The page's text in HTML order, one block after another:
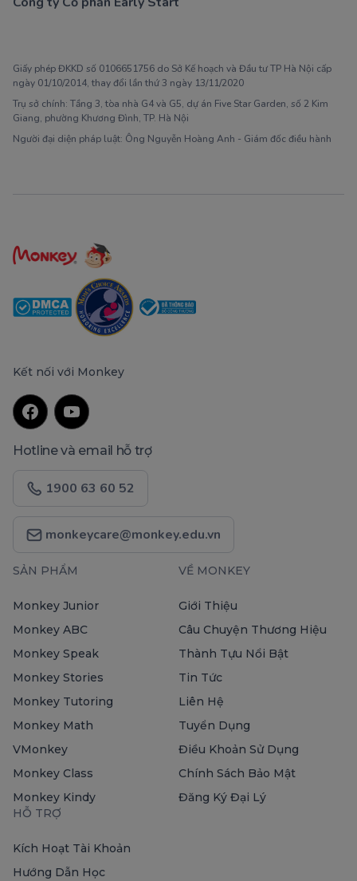
Giấy phép ĐKKD số 0106651756 do Sở Kế hoạch và Đầu tư TP Hà Nội cấp
ngày 01/10/2014, thay đổi lần thứ 3 ngày 13/11/2020
Trụ sở chính: Tầng 3, tòa nhà G4 và G5, dự án Five Star Garden, số 2 Kim
Giang, phường Khương Đình, TP. Hà Nội
Người đại diện pháp luật: Ông Nguyễn Hoàng Anh - Giám đốc điều hành
Kết nối với Monkey
Hotline và email hỗ trợ
1900 63 60 52
monkeycare@monkey.edu.vn
SẢN PHẨM
Monkey Junior
Monkey ABC
Monkey Speak
Monkey Stories
Monkey Tutoring
Monkey Math
VMonkey
Monkey Class
Monkey Kindy
VỀ MONKEY
Giới Thiệu
Câu Chuyện Thương Hiệu
Thành Tựu Nổi Bật
Tin Tức
Liên Hệ
Tuyển Dụng
Điều Khoản Sử Dụng
Chính Sách Bảo Mật
Đăng Ký Đại Lý
HỖ TRỢ
Kích Hoạt Tài Khoản
Hướng Dẫn Học